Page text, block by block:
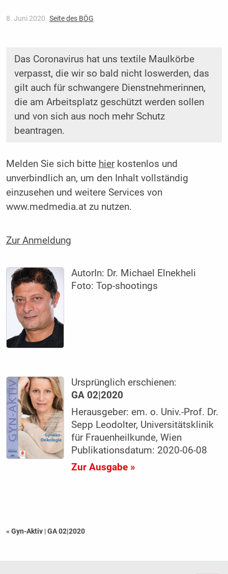
8. Juni 2020 Seite des BÖG
Das Coronavirus hat uns textile Maulkörbe
verpasst, die wir so bald nicht loswerden, das
gilt auch für schwangere Dienstnehmerinnen,
die am Arbeitsplatz geschützt werden sollen
und von sich aus noch mehr Schutz
beantragen.
Melden Sie sich bitte hierkostenlos und
unverbindlich an, um den Inhalt vollständig
einzusehen und weitere Services von
www.medmedia.at zu nutzen.
Zur Anmeldung
AutorIn: Dr. Michael Elnekheli
Foto: Top-shootings
Ursprünglich erschienen:
GA 02|2020
Herausgeber: em. o. Univ.-Prof. Dr.
Sepp Leodolter, Universitätsklinik
für Frauenheilkunde, Wien
Publikationsdatum: 2020-06-08
Zur Ausgabe »
« Gyn-Aktiv |GA 02|2020